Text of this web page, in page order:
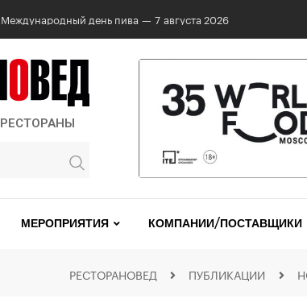
Роскачество проверило бургеры в 20 сетях: выявлены
РЕСТОРАНЫ
МЕРОПРИЯТИЯ КОМПАНИИ/ПОСТАВЩИКИ
РЕСТОРАНОВЕД ПУБЛИКАЦИИ